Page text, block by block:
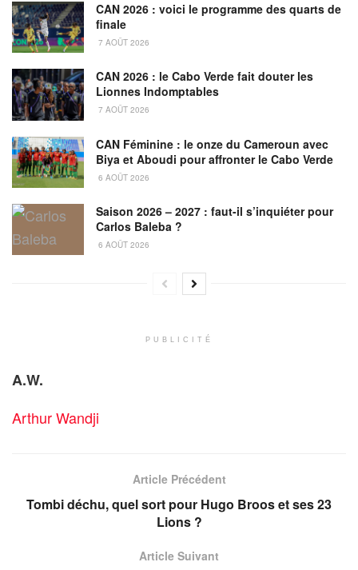
CAN 2026 : voici le programme des quarts de
finale
7 AOÛT 2026
CAN 2026 : le Cabo Verde fait douter les
Lionnes Indomptables
7 AOÛT 2026
CAN Féminine : le onze du Cameroun avec
Biya et Aboudi pour affronter le Cabo Verde
6 AOÛT 2026
Saison 2026 – 2027 : faut-il s’inquiéter pour
Carlos Baleba ?
6 AOÛT 2026
PUBLICITÉ
A.W.
Arthur Wandji
Article Précédent
Tombi déchu, quel sort pour Hugo Broos et ses 23
Lions ?
Article Suivant